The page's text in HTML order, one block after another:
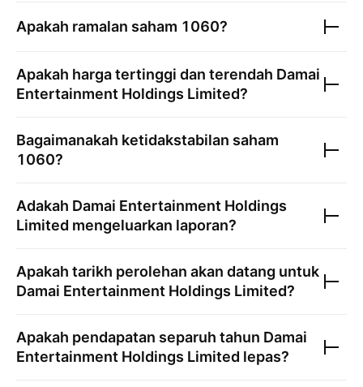
Apakah ramalan saham 1060?
Apakah harga tertinggi dan terendah Damai
Entertainment Holdings Limited?
Bagaimanakah ketidakstabilan saham
1060?
Adakah Damai Entertainment Holdings
Limited mengeluarkan laporan?
Apakah tarikh perolehan akan datang untuk
Damai Entertainment Holdings Limited?
Apakah pendapatan separuh tahun Damai
Entertainment Holdings Limited lepas?